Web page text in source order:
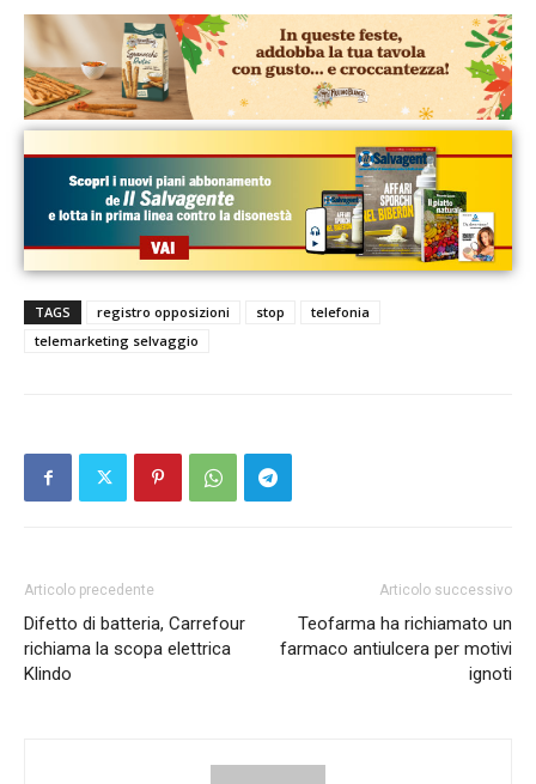
TAGS registro opposizioni stop
telefonia
telemarketing selvaggio
Articolo precedente
Difetto di batteria, Carrefour
richiama la scopa elettrica
Klindo
Articolo successivo
Teofarma ha richiamato un
farmaco antiulcera per motivi
ignoti